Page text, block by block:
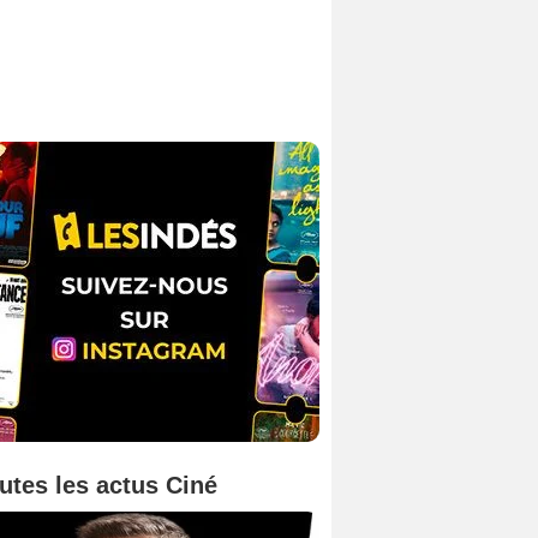
les actus Ciné